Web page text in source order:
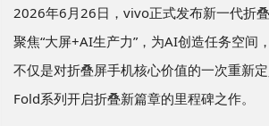
2026年6月26日， vivo正式发布新一代折
聚焦“大屏+AI生产力”，为AI创造任务空间
不仅是对折叠屏手机核心价值的一次重新
Fold系列开启折叠新篇章的里程碑之作。